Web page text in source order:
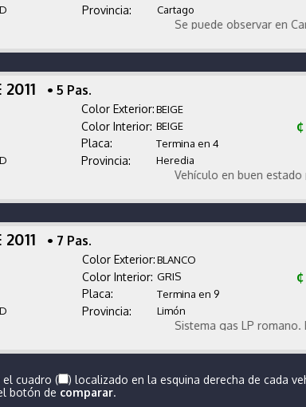
Provincia: Cartago
Se puede observar en
• 5 Pas.
Color Exterior:BEIGE
Color Interior: BEIGE
Placa: Termina en 4
Provincia: Heredia
Vehículo en buen estado poco
• 7 Pas.
Color Exterior:BLANCO
Color Interior: GRIS
Placa: Termina en 9
Provincia: Limón
Sistema gas LP romano.
el cuadro (
) localizado en la esquina derecha de cada
botón de comparar.